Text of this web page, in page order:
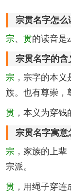
宗贯名字怎么
宗、 贯的读音是
宗贯名字的含
宗 ，宗字的本
族。也有尊崇，
贯 ，本义为穿
宗贯名字寓意
宗 ，家族的上
宗派。
贯 ，用绳子穿